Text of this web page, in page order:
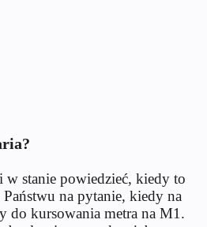
w stanie powiedzieć, kiedy to
na pytanie, kiedy na
do kursowania metra na M1.